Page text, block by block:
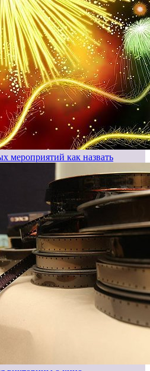
мероприятий как назвать